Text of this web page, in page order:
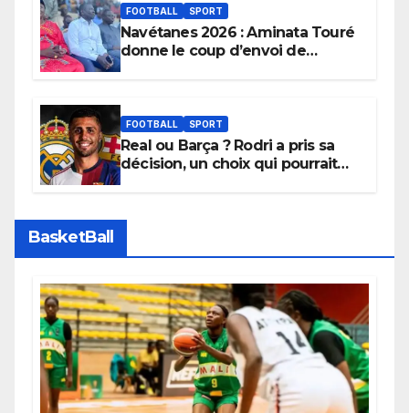
FOOTBALL SPORT
Navétanes 2026 : Aminata Touré
donne le coup d’envoi de
apaisées.
FOOTBALL SPORT
Real ou Barça ? Rodri a pris sa
décision, un choix qui pourrait
BasketBall